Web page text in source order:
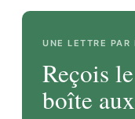
UNE LETTRE
Reçois
boîte